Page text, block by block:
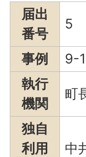
届出
番号
5
事例
9-
執行
機関
町
独自
利用
中